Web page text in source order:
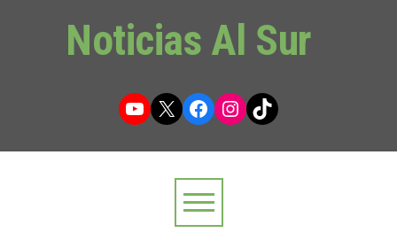
Noticias Al Sur
YouTube
X Facebook
Instagram
TikTok